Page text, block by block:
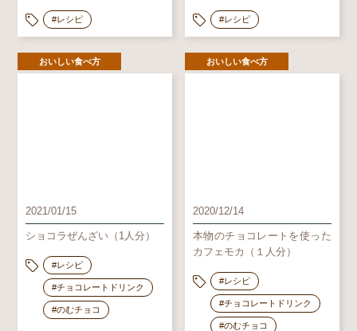
#レシピ #レシピ
おいしい食べ方
2021/01/15
ショコラぜんざい（1人分）
#レシピ
#チョコレートドリンク
#のむチョコ
おいしい食べ方
2020/12/14
本物のチョコレートを使った
カフェモカ（１人分）
#レシピ
#チョコレートドリンク
#のむチョコ